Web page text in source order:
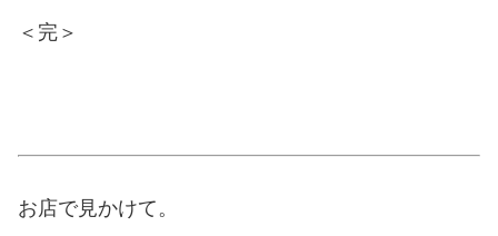
＜完＞
お店で見かけて。